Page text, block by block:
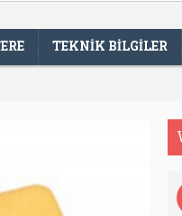
TEKNİK BİLGİLER